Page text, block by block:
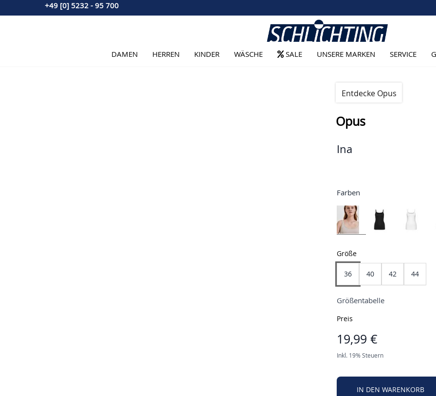
+49 [0] 5232 - 95 700
DAMEN HERREN KINDER WÄSCHE SALE UNSERE MARKEN SERVICE
Entdecke Opus
Opus
Ina
Farben
Größe
36 40 42 44
Größentabelle
Preis
19,99 €
Inkl. 19% Steuern
IN DEN WARENKORB